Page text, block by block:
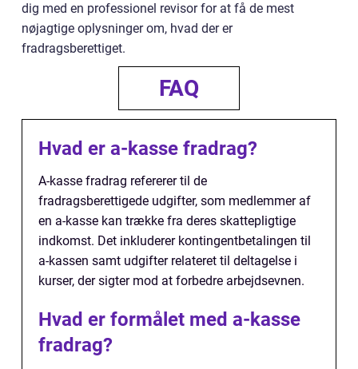
dig med en professionel revisor for at få de mest
nøjagtige oplysninger om, hvad der er
fradragsberettiget.
FAQ
Hvad er a-kasse fradrag?
A-kasse fradrag refererer til de
fradragsberettigede udgifter, som medlemmer af
en a-kasse kan trække fra deres skattepligtige
indkomst. Det inkluderer kontingentbetalingen til
a-kassen samt udgifter relateret til deltagelse i
kurser, der sigter mod at forbedre arbejdsevnen.
Hvad er formålet med a-kasse
fradrag?